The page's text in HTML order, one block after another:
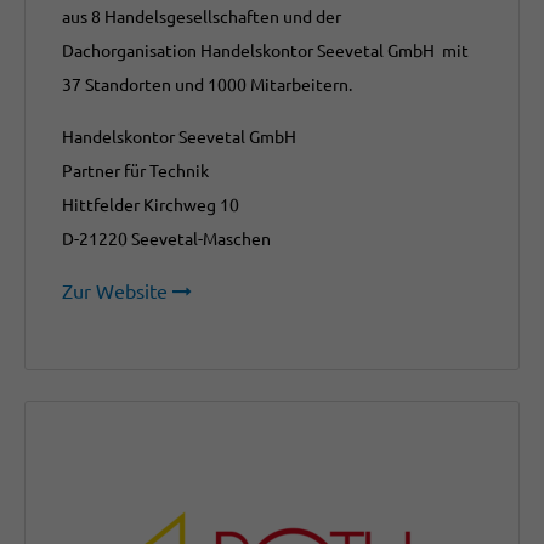
aus 8 Handelsgesellschaften und der
Dachorganisation Handelskontor Seevetal GmbH mit
37 Standorten und 1000 Mitarbeitern.
Handelskontor Seevetal GmbH
Partner für Technik
Hittfelder Kirchweg 10
D-21220 Seevetal-Maschen
Zur Website